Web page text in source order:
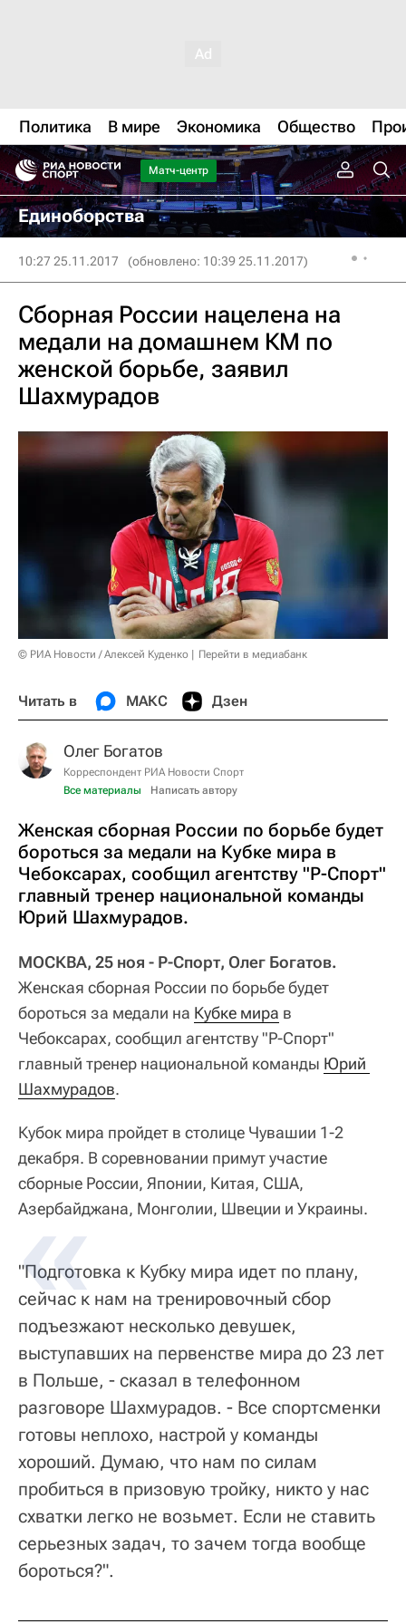
Политика В мире Экономика Общество
Матч-центр
Единоборства
10:27 25.11.2017 (обновлено: 10:39 25.11.2017)
Сборная России нацелена на
медали на домашнем КМ по
женской борьбе, заявил
Шахмурадов
© РИА Новости / Алексей Куденко Перейти в медиабанк
Читать в МАКС Дзен
Олег Богатов
Корреспондент РИА Новости Спорт
Все материалы
Написать автору
Женская сборная России по борьбе будет
бороться за медали на Кубке мира в
Чебоксарах, сообщил агентству "Р-Спорт"
главный тренер национальной команды
Юрий Шахмурадов.
МОСКВА, 25 ноя - Р-Спорт, Олег Богатов.
Женская сборная России по борьбе будет
бороться за медали на Кубке мира в
Чебоксарах, сообщил агентству "Р-Спорт"
главный тренер национальной команды Юрий
Шахмурадов.
Кубок мира пройдет в столице Чувашии 1-2
декабря. В соревновании примут участие
сборные России, Японии, Китая, США,
Азербайджана, Монголии, Швеции и Украины.
"Подготовка к Кубку мира идет по плану,
сейчас к нам на тренировочный сбор
подъезжают несколько девушек,
выступавших на первенстве мира до 23 лет
в Польше, - сказал в телефонном
разговоре Шахмурадов. - Все спортсменки
готовы неплохо, настрой у команды
хороший. Думаю, что нам по силам
пробиться в призовую тройку, никто у нас
схватки легко не возьмет. Если не ставить
серьезных задач, то зачем тогда вообще
бороться?".